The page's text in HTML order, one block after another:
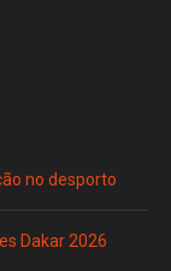
no desporto
Dakar 2026